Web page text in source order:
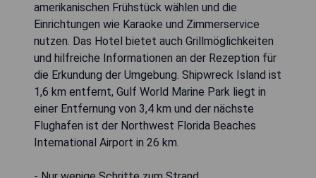
amerikanischen Frühstück wählen und die
Einrichtungen wie Karaoke und Zimmerservice
nutzen. Das Hotel bietet auch Grillmöglichkeiten
und hilfreiche Informationen an der Rezeption für
die Erkundung der Umgebung. Shipwreck Island ist
1,6 km entfernt, Gulf World Marine Park liegt in
einer Entfernung von 3,4 km und der nächste
Flughafen ist der Northwest Florida Beaches
International Airport in 26 km.